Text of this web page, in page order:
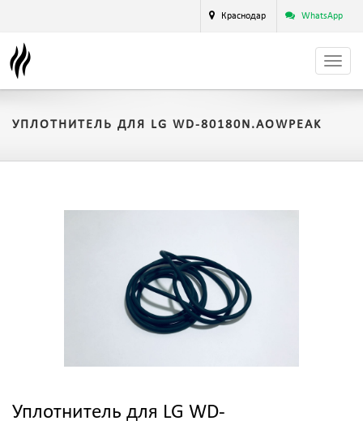
Краснодар WhatsApp
УПЛОТНИТЕЛЬ ДЛЯ LG WD-80180N.AOWPEAK
Уплотнитель для LG WD-